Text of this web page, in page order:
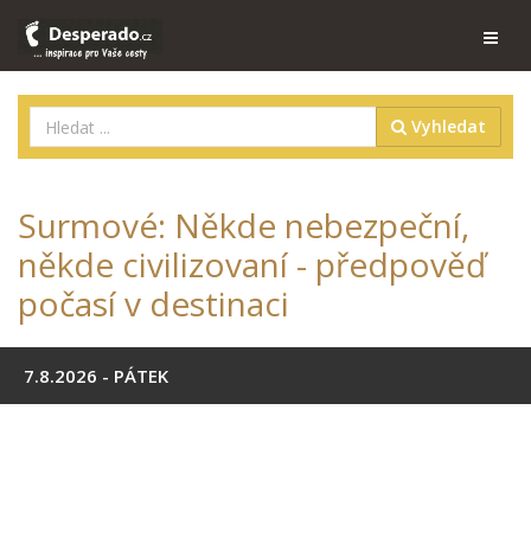
Vyhledat
Surmové: Někde nebezpeční,
někde civilizovaní - předpověď
počasí v destinaci
7.8.2026 - PÁTEK